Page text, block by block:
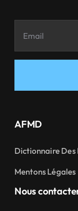
AFMD
Dictionnaire Des
Mentons Légales
Nous